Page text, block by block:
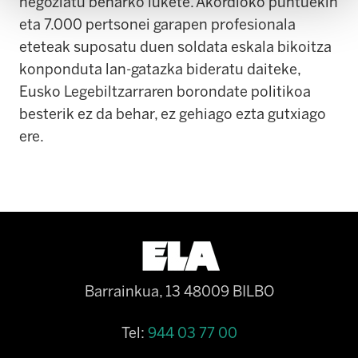
eta 7.000 pertsonei garapen profesionala
eteteak suposatu duen soldata eskala bikoitza
konponduta lan-gatazka bideratu daiteke,
Eusko Legebiltzarraren borondate politikoa
besterik ez da behar, ez gehiago ezta gutxiago
ere.
Barrainkua, 13 48009 BILBO
Tel: 944 03 77 00